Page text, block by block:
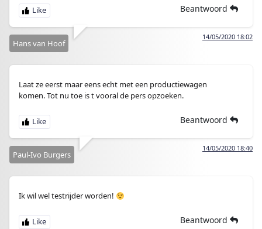
Beantwoord
14/05/2020 18:02
Hans van Hoof
Laat ze eerst maar eens echt met een productiewagen
komen. Tot nu toe is t vooral de pers opzoeken.
Beantwoord
14/05/2020 18:40
Paul-Ivo Burgers
Ik wil wel testrijder worden!
Beantwoord